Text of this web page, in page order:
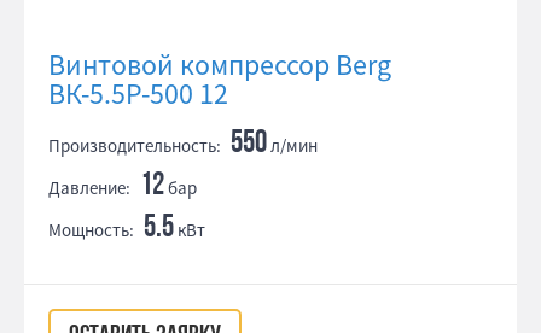
Винтовой компрессор Berg
ВК-5.5Р-500 12
Производительность: 550л/мин
Давление: 12бар
Мощность: 5.5 кВт